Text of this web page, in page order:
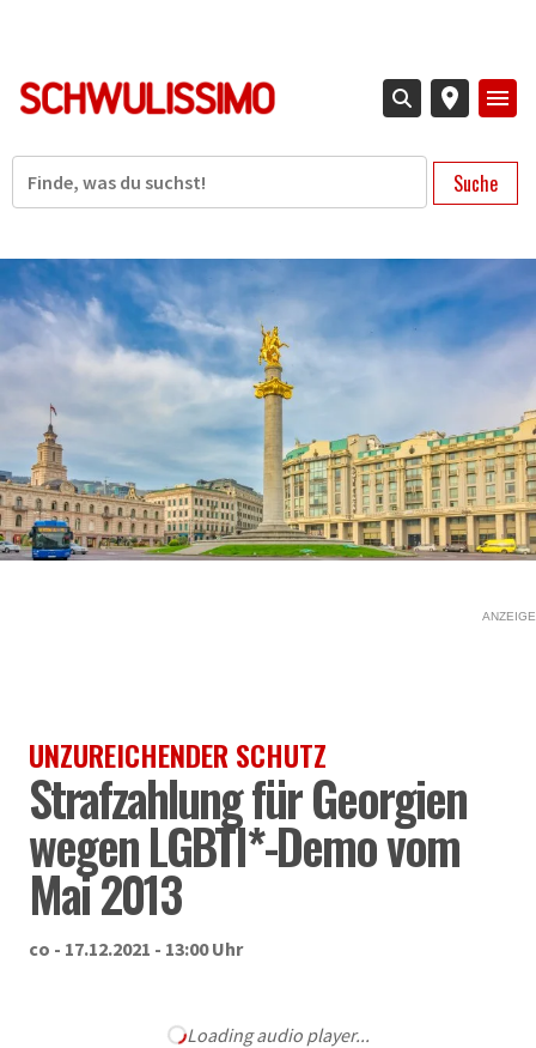
Suche
ANZEIGE
UNZUREICHENDER SCHUTZ
Strafzahlung für Georgien
wegen LGBTI*-Demo vom
Mai 2013
co - 17.12.2021 - 13:00 Uhr
Loading audio player...